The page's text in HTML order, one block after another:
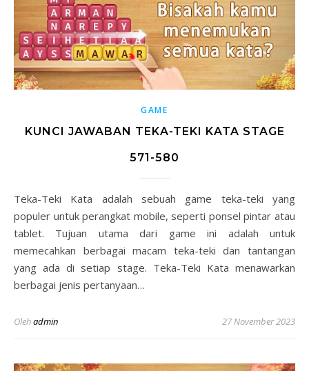
GAME
KUNCI JAWABAN TEKA-TEKI KATA STAGE
571-580
Teka-Teki Kata adalah sebuah game teka-teki yang
populer untuk perangkat mobile, seperti ponsel pintar atau
tablet. Tujuan utama dari game ini adalah untuk
memecahkan berbagai macam teka-teki dan tantangan
yang ada di setiap stage. Teka-Teki Kata menawarkan
berbagai jenis pertanyaan…
Olehadmin 27 November 2023